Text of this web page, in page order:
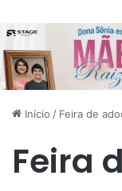
Início / Feira de
Feira